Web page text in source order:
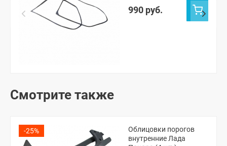
990 руб.
Смотрите также
-25%
Облицовки порогов
внутренние Лада